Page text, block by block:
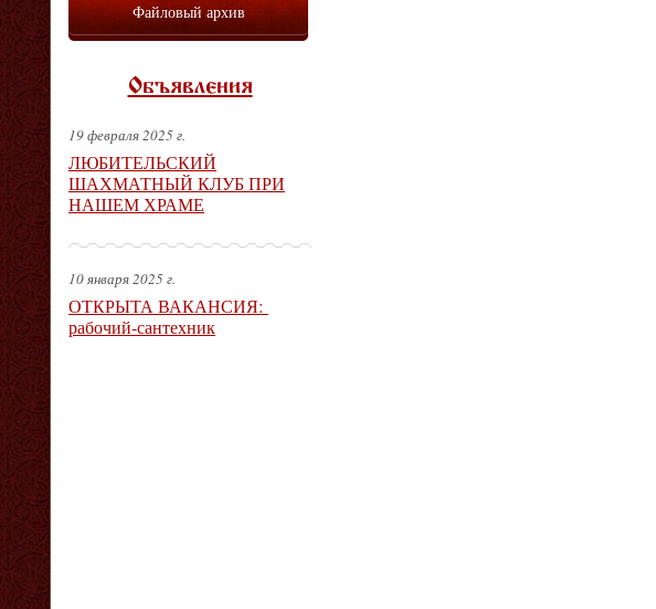
Файловый архив
Объявления
19 февраля 2025 г.
ЛЮБИТЕЛЬСКИЙ
ШАХМАТНЫЙ КЛУБ ПРИ
НАШЕМ ХРАМЕ
10 января 2025 г.
ОТКРЫТА ВАКАНСИЯ:
рабочий-сантехник